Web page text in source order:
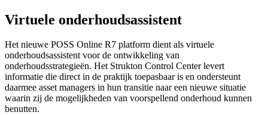
Virtuele onderhoudsassistent
Het nieuwe POSS Online R7 platform dient als virtuele
onderhoudsassistent voor de ontwikkeling van
onderhoudsstrategieën. Het Strukton Control Center levert
informatie die direct in de praktijk toepasbaar is en ondersteunt
daarmee asset managers in hun transitie naar een nieuwe situatie
waarin zij de mogelijkheden van voorspellend onderhoud kunnen
benutten.